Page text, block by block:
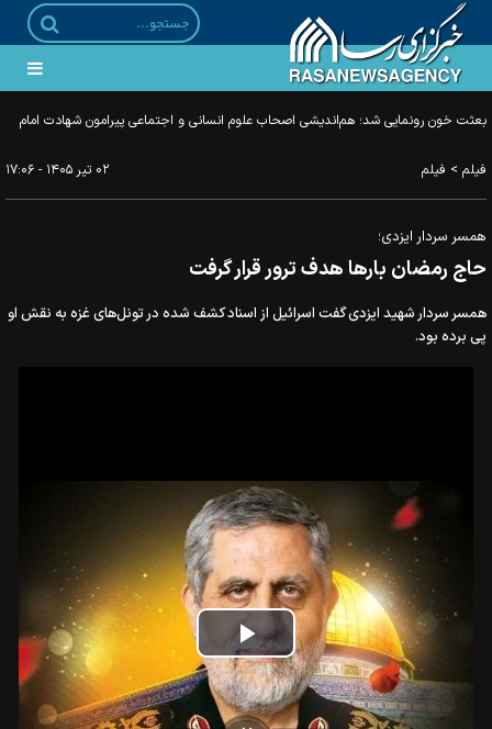
بعثت خون رونمایی شد؛ هم‌اندیشی اصحاب علوم انسانی و اجتماعی پیرامون شهادت امام
فیلم > فیلم ۰۲ تير ۱۴۰۵ - ۱۷:۰۶
همسر سردار ایزدی؛
حاج رمضان بارها هدف ترور قرار گرفت
همسر سردار شهید ایزدی گفت اسرائیل از اسناد کشف شده در تونل‌های غزه به نقش او
پی برده بود.
Play
Video